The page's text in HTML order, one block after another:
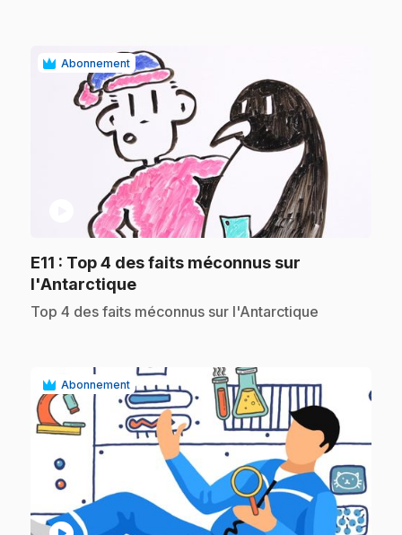
Abonnement
E11 : Top 4 des faits méconnus sur
l'Antarctique.
.Top 4 des faits méconnus sur l'Antarctique
Abonnement